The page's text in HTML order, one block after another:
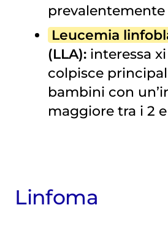
Leucemia
(LLA):interessa
colpisce
bambini con
maggiore tra i 2
Linfoma